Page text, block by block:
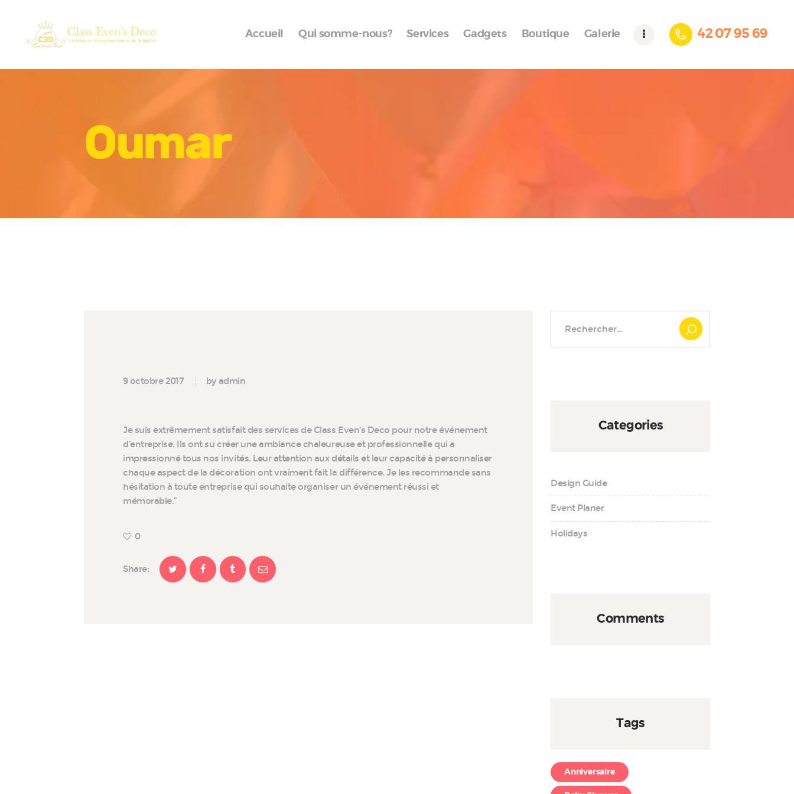
Accueil Qui somme-nous? Services Gadgets Boutique Galerie 42 07 95 69
Oumar
Qui somme-nous?
Services
9 octobre 2017 by admin
Je suis extrêmement satisfait des services de Class Even’s Deco pour notre événement
d’entreprise. Ils ont su créer une ambiance chaleureuse et professionnelle qui a
impressionné tous nos invités. Leur attention aux détails et leur capacité à personnaliser
chaque aspect de la décoration ont vraiment fait la différence. Je les recommande sans
hésitation à toute entreprise qui souhaite organiser un événement réussi et
mémorable.”
0
Share:
Categories
Design Guide
Event Planer
Holidays
Comments
Tags
Anniversaire